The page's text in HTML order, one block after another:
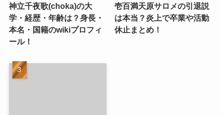
神立千夜歌(choka)の大
学・経歴・年齢は？身長・
本名・国籍のwikiプロフィ
ール！
壱百満天原サロメの引退説
は本当？炎上で卒業や活動
休止まとめ！